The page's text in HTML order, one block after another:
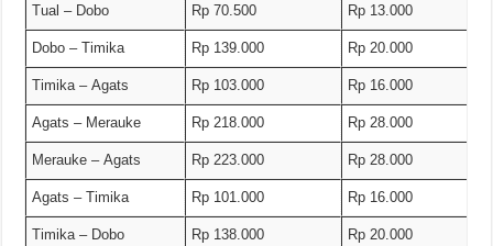
Tual – Dobo Rp 70.500 Rp 13.000
Dobo – Timika Rp 139.000 Rp 20.000
Timika – Agats Rp 103.000 Rp 16.000
Agats – Merauke Rp 218.000 Rp 28.000
Merauke – Agats Rp 223.000 Rp 28.000
Agats – Timika Rp 101.000 Rp 16.000
Timika – Dobo Rp 138.000 Rp 20.000